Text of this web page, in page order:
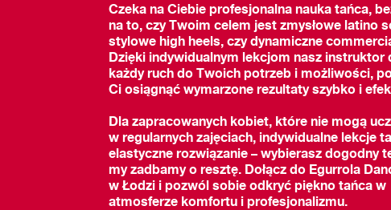
Czeka na Ciebie profesjonalna nauka tańca,
na to, czy Twoim celem jest zmysłowe latino
stylowe high heels, czy dynamiczne
Dzięki indywidualnym lekcjom nasz instruktor
każdy ruch do Twoich potrzeb i możliwości,
Ci osiągnąć wymarzone rezultaty szybko i
Dla zapracowanych kobiet, które nie mogą
w regularnych zajęciach, indywidualne lekcje
elastyczne rozwiązanie – wybierasz dogodny
my zadbamy o resztę. Dołącz do Egurrola
w Łodzi i pozwól sobie odkryć piękno tańca w
atmosferze komfortu i profesjonalizmu.